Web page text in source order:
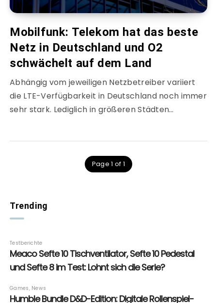
Mobilfunk: Telekom hat das beste
Netz in Deutschland und O2
schwächelt auf dem Land
Abhängig vom jeweiligen Netzbetreiber variiert
die LTE-Verfügbarkeit in Deutschland noch immer
sehr stark. Lediglich in größeren Städten…
Page 1 of 1
Trending